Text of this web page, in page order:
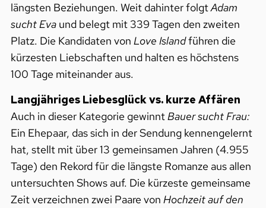
längsten Beziehungen. Weit dahinter folgtAdam
sucht Evaund belegt mit 339 Tagen den zweiten
Platz. Die Kandidaten von Love Islandführen die
kürzesten Liebschaften und halten es höchstens
100 Tage miteinander aus.
Langjähriges Liebesglück vs. kurze Affären
Auch in dieser Kategorie gewinnt Bauer sucht Frau:
Ein Ehepaar, das sich in der Sendung kennengelernt
hat, stellt mit über 13 gemeinsamen Jahren (4.955
Tage) den Rekord für die längste Romanze aus allen
untersuchten Shows auf. Die kürzeste gemeinsame
Zeit verzeichnen zwei Paare von Hochzeit auf den